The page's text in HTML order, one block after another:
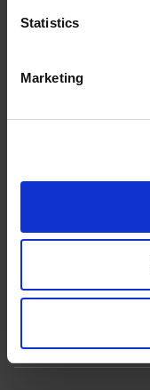
Statistics
Marketing
Följ oss
Industrivägen 1